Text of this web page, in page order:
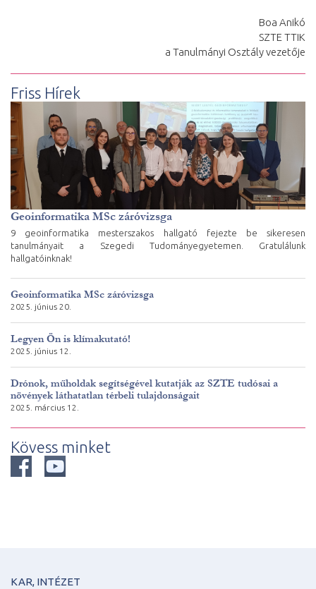
Boa Anikó
SZTE TTIK
a Tanulmányi Osztály vezetője
Friss Hírek
Geoinformatika MSc záróvizsga
9 geoinformatika mesterszakos hallgató fejezte be sikeresen
tanulmányait a Szegedi Tudományegyetemen. Gratulálunk
hallgatóinknak!
Geoinformatika MSc záróvizsga
2025. június 20.
Legyen Ön is klímakutató!
2025. június 12.
Drónok, műholdak segítségével kutatják az SZTE tudósai a
növények láthatatlan térbeli tulajdonságait
2025. március 12.
Kövess minket
KAR, INTÉZET